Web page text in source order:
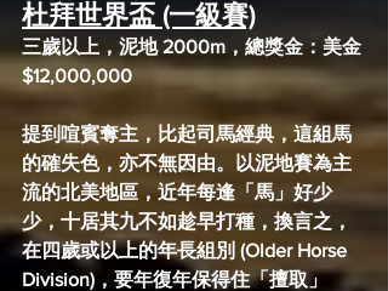
杜拜世界盃 (一級賽)
三歲以上，泥地 2000m，總獎金：美金
$12,000,000
提到喧賓奪主，比起司馬經典，這組馬
的確失色，亦不無因由。以泥地賽為主
流的北美地區，近年每逢「馬」好少
少，十居其九不如趁早打種，換言之，
在四歲或以上的年長組別 (Older Horse
Division)，要年復年保得住「擅取」